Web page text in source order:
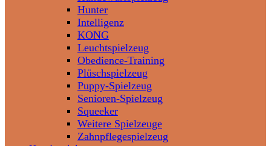
Hunter
Intelligenz
KONG
Leuchtspielzeug
Obedience-Training
Plüschspielzeug
Puppy-Spielzeug
Senioren-Spielzeug
Squeeker
Weitere Spielzeuge
Zahnpflegespielzeug